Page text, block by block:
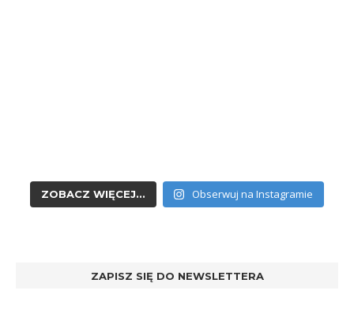
ZOBACZ WIĘCEJ... Obserwuj na Instagramie
ZAPISZ SIĘ DO NEWSLETTERA